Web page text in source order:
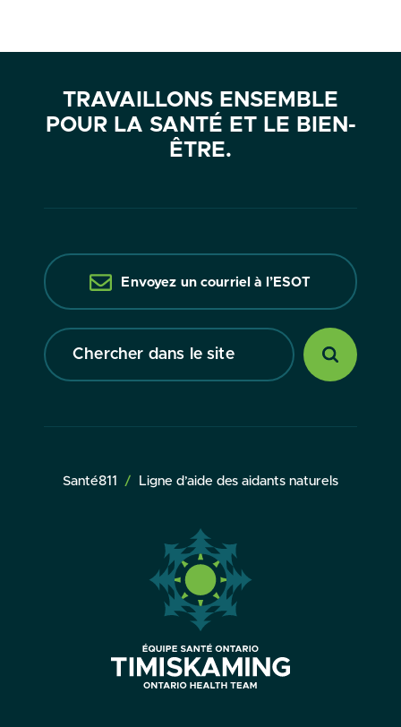
TRAVAILLONS ENSEMBLE
POUR LA SANTÉ ET LE BIEN-
ÊTRE.
Envoyez un courriel à l’ESOT
Chercher
dans
le
Santé811 Ligne d’aide des aidants naturels